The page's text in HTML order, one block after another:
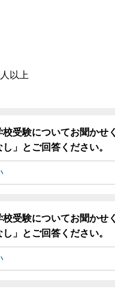
以上
校受験についてお聞かせ
」とご回答ください。
校受験についてお聞かせ
」とご回答ください。